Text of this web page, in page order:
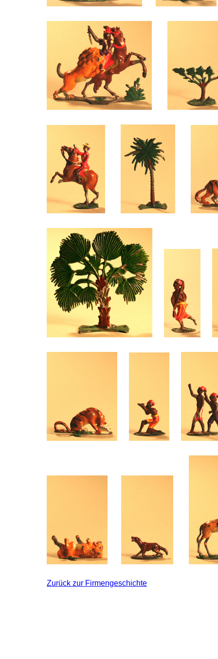
Zurück zur Firmengeschichte